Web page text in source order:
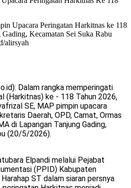
Upacara Peringatan Harkitnas ke 118
Kecamatan Sei Suka Rabu
alirsyah
Dalam rangka memperingati
(Harkitnas) ke - 118 Tahun 2026,
SE, MAP pimpin upacara
Daerah, OPD, Camat, Ormas
di Lapangan Tanjung Gading,
(20/5/2026).
Elpandi melalui Pejabat
(PPID) Kabupaten
ST dalam siaran persnya